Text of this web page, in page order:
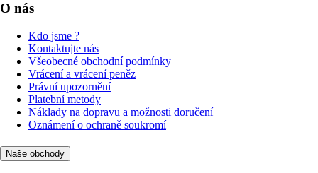
O nás
Kdo jsme ?
Kontaktujte nás
Všeobecné obchodní podmínky
Vrácení a vrácení peněz
Právní upozornění
Platební metody
Náklady na dopravu a možnosti doručení
Oznámení o ochraně soukromí
Naše obchody